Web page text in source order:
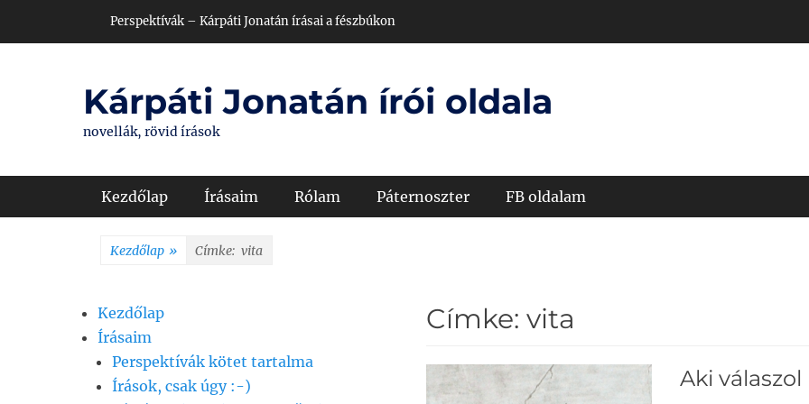
Header Top Menu
Perspektívák – Kárpáti Jonatán írásai a fészbúkon
Kárpáti Jonatán írói oldala
novellák, rövid írások
Primary Menu
Kezdőlap Írásaim Rólam Páternoszter FB oldalam
Kezdőlap » Címke: vita
Címke: vita
Aki válaszol
Kezdőlap
Írásaim
Perspektívák kötet tartalma
Írások, csak úgy :-)